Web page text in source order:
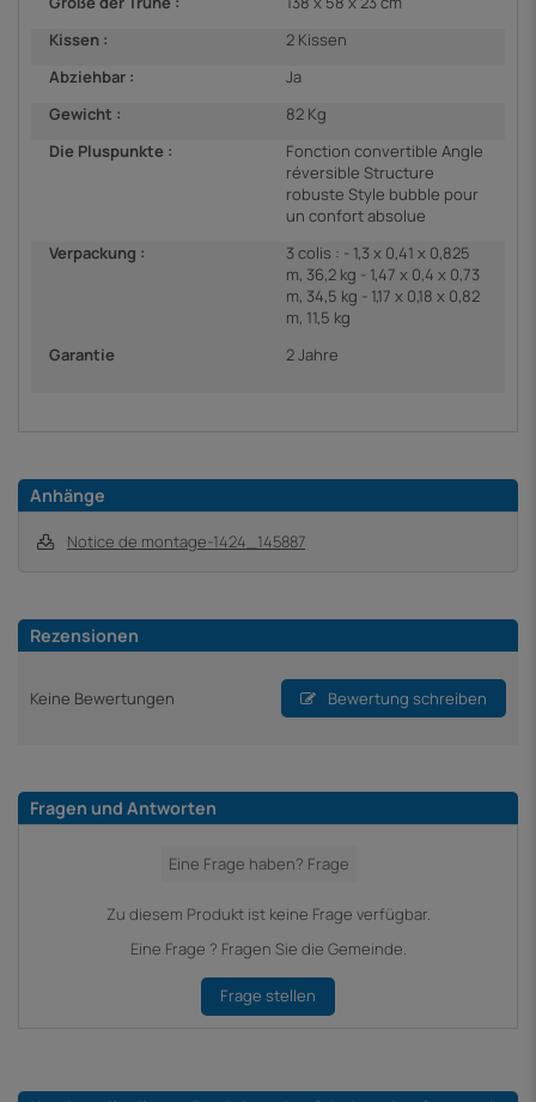
Kissen :
2 Kissen
Abziehbar :
Ja
Gewicht :
82 Kg
Die Pluspunkte :
Fonction convertible Angle
réversible Structure
robuste Style bubble pour
un confort absolue
Verpackung :
3 colis : - 1,3 x 0,41 x 0,825
m, 36,2 kg - 1,47 x 0,4 x 0,73
m, 34,5 kg - 1,17 x 0,18 x 0,82
m, 11,5 kg
Garantie
2 Jahre
Anhänge
Notice de montage-1424_145887
Rezensionen
Keine Bewertungen Bewertung schreiben
Fragen und Antworten
Zu diesem Produkt ist keine Frage verfügbar.
Eine Frage ? Fragen Sie die Gemeinde.
Frage stellen